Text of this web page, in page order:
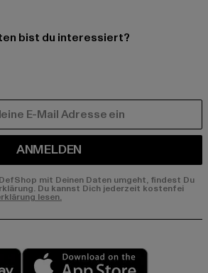
bist du interessiert?
ANMELDEN
mit Deinen Daten umgeht, findest Du
Du kannst Dich jederzeit kostenfei
lesen.
Play market